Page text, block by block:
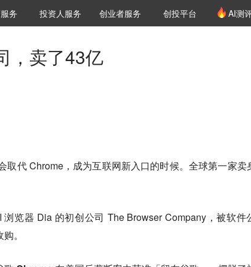
窗
务 VClub投资机构库
投资机构职位推介
投资人服务 创投氪堂
创业者服务 创投平台 AI测
，卖了43亿
取代 Chrome，成为互联网新入口的时候。全球第一家卖
览器 Dia 的初创公司 The Browser Company，被软件
购。